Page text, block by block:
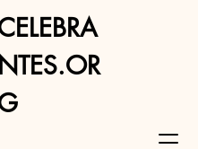
NTES.OR